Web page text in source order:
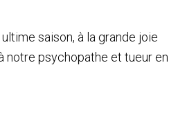
saison, à la grande joie
notre psychopathe et tueur en